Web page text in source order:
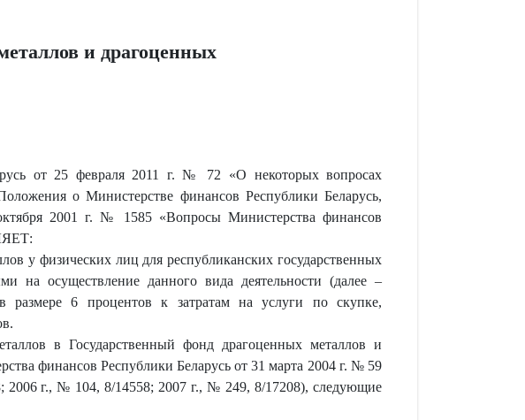
и драгоценных
от 25 февраля 2011 г. № 72 «О некоторых вопросах
о Министерстве финансов Республики Беларусь,
2001 г. № 1585 «Вопросы Министерства финансов
у физических лиц для республиканских государственных
на осуществление данного вида деятельности (далее –
размере 6 процентов к затратам на услуги по скупке,
в Государственный фонд драгоценных металлов и
финансов Республики Беларусь от 31 марта 2004 г. № 59
2006 г., № 104, 8/14558; 2007 г., № 249, 8/17208), следующие